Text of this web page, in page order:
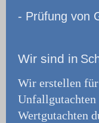
- Prüfung von
Wir sind in
Wir erstellen
Wertgutachten